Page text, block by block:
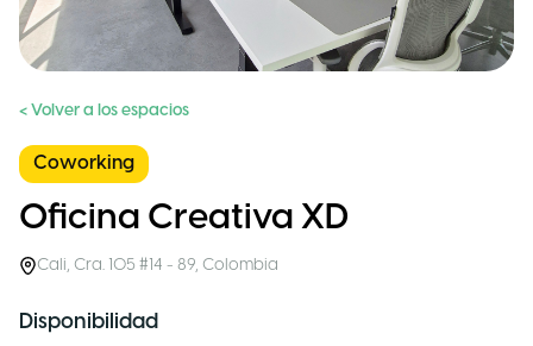
< Volver a los espacios
Coworking
Oficina Creativa XD
Cali, Cra. 105 #14 - 89, Colombia
Disponibilidad